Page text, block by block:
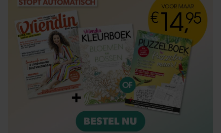
partners voor social media, adverteren en analyse. Deze
partners kunnen deze gegevens combineren met andere
informatie die u aan ze heeft verstrekt of die ze hebben
verzameld op basis van uw gebruik van hun services. U
gaat akkoord met onze cookies als u onze website blijft
gebruiken.